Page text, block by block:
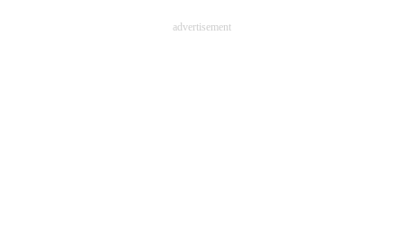
advertisement